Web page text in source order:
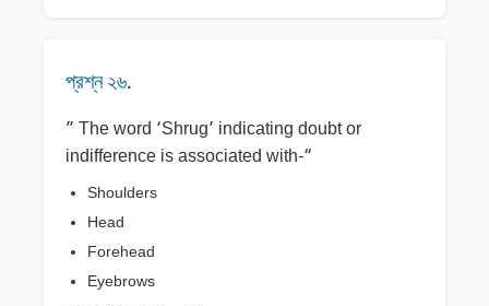
প্রশ্ন ২৬.
” The word ‘Shrug’ indicating doubt or
indifference is associated with-“
Shoulders
Head
Forehead
Eyebrows